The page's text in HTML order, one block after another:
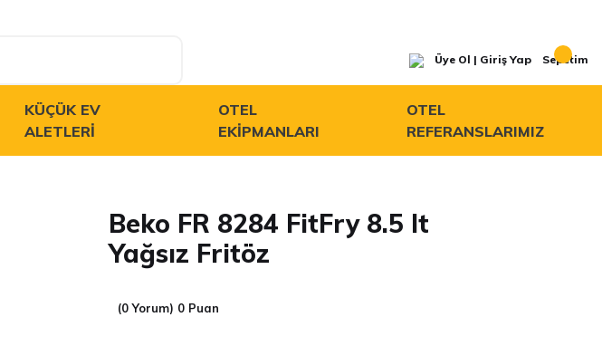
Üye Ol | Giriş Yap Sepetim
KÜÇÜK EV
ALETLERI
OTEL
EKİPMANLARI
OTEL
REFERANSLARIMIZ
Beko FR 8284 FitFry 8.5 lt
Yağsız Fritöz
(0 Yorum) 0 Puan